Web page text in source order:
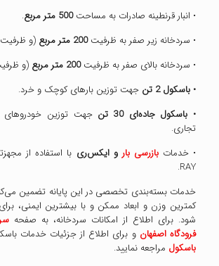
• انبار قرنطینه صادرات به مساحت500 متر مربع.
• سردخانه زیر صفر به ظرفیت200 متر مربع (و ظرفیت 200 تن).
• سردخانه بالای صفر به ظرفیت200 متر مربع (و ظرفیت 200
• باسکول 2 تن
جهت توزین بارهای کوچک و خرد.
• باسکول جاده‌ای 30 تن
جهت توزین خودروهای
تجاری.
• خدماتبازرسی بارو ایکس‌ری
RAY.
خدمات بسته‌بندی تخصصی در این پایانه تضمین
کمترین وزن و ابعاد ممکن و با بیشترین ایمنی،
شود. برای اطلاع از امکانات سردخانه، به صفحه‌
فرودگاه اصفهان و برای اطلاع از جزئیات خدمات
باسکول مراجعه نمایید.